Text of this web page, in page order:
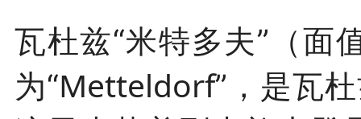
瓦杜兹“米特多夫”（面
为“Metteldorf”，是瓦